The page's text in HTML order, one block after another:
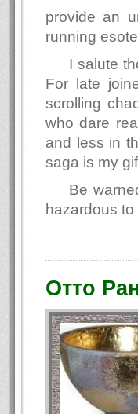
provide an
running
I salute
For late
scrolling
who dare
and less in
saga is my
Be
hazardous
Отто